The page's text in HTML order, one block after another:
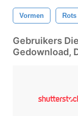
Vormen Rots
Gebruikers
Gedownload,